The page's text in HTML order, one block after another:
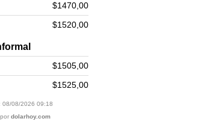
$1470,00
$1520,00
$1505,00
$1525,00
08/08/2026 09:18
dolarhoy.com